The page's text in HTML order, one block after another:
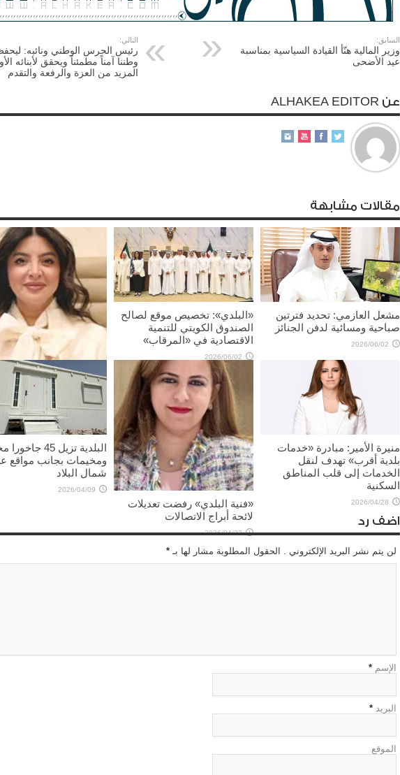
السابق:
وزير المالية هنّأ القيادة السياسية بمناسبة
عيد الأضحى
التالي:
رئيس الحرس الوطني ونائبه:
وطننا آمناً مطمئناً ويحقق لأبنائه
المزيد من العزة والرفعة والتقدم
عن ALHAKEA EDITOR
مقالات مشابهة
مشعل العازمي: تحديد فترتين
صباحية ومسائية لدفن الجنائز
2026/06/02
«البلدي»: تخصيص موقع لصالح
الصندوق الكويتي للتنمية
الاقتصادية في «المرقاب»
2026/06/02
منال العصفور: تنسيق
لوضع تصور لتنظيم
السيارات
2026/06/02
منيرة الأمير: مبادرة «خدمات
بلدية أقرب» تهدف لنقل
الخدمات إلى قلب المناطق
السكنية
2026/04/28
«فنية البلدي» رفضت تعديلات
لائحة أبراج الاتصالات
2026/04/22
البلدية تزيل 45
ومخيمات بجانب مواقع
شمال البلاد
2026/04/09
اضف رد
لن يتم نشر البريد الإلكتروني . الحقول المطلوبة مشار لها بـ *
الإسم *
البريد *
الموقع